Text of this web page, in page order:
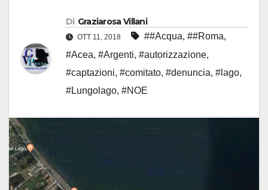
Di Graziarosa Villani
OTT 11, 2018 ##Acqua, ##Roma,
#Acea, #Argenti, #autorizzazione,
#captazioni, #comitato, #denuncia, #lago,
#Lungolago, #NOE